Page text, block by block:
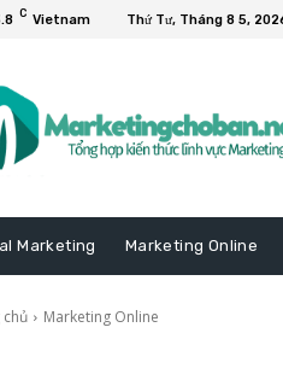
C Vietnam Thứ Tư, Tháng 8 5,
Marketing Marketing Online
chủ Marketing Online